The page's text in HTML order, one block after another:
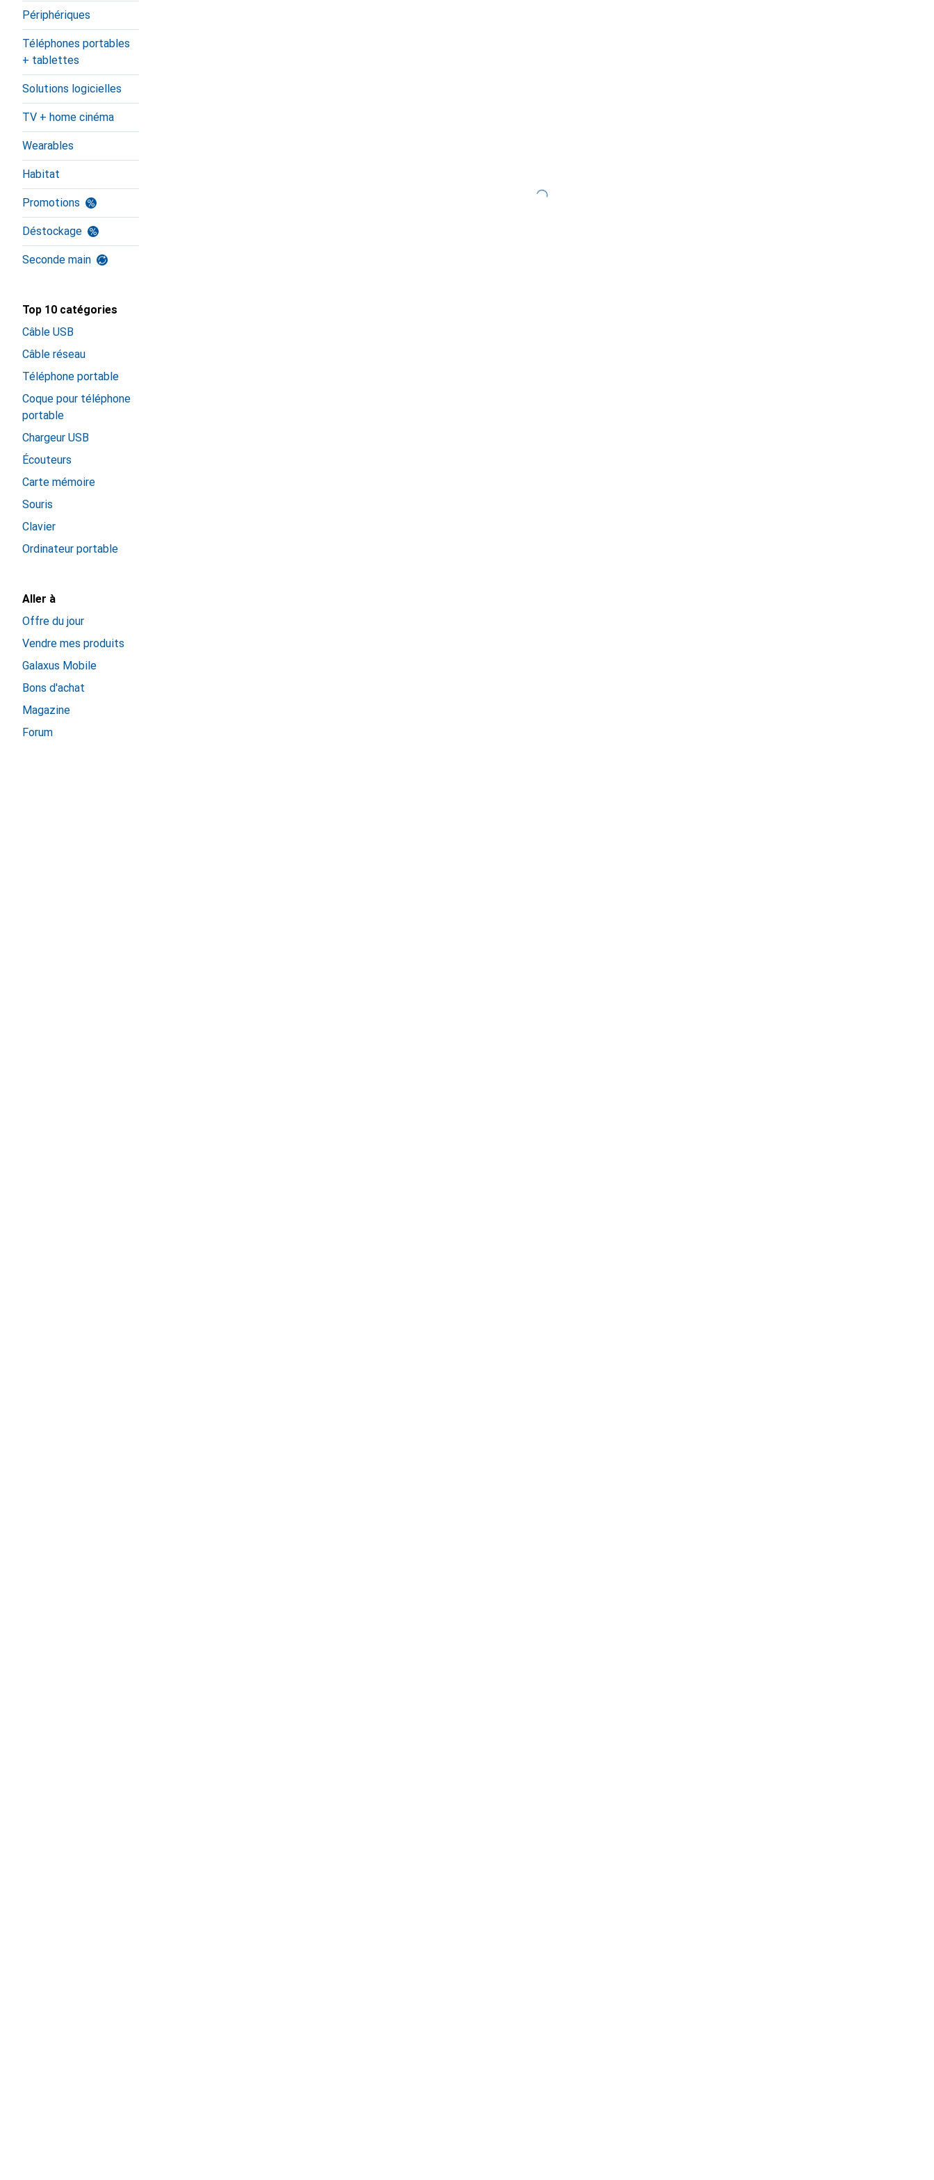
Périphériques
Téléphones portables
+ tablettes
Solutions logicielles
TV + home cinéma
Wearables
Habitat
Promotions
Déstockage
Seconde main
Top 10 catégories
Câble USB
Câble réseau
Téléphone portable
Coque pour téléphone
portable
Chargeur USB
Écouteurs
Carte mémoire
Souris
Clavier
Ordinateur portable
Aller à
Offre du jour
Vendre mes produits
Galaxus Mobile
Bons d'achat
Magazine
Forum